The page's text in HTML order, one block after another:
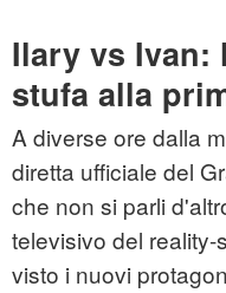
Ilary vs Ivan:
stufa alla
A diverse ore dalla
diretta ufficiale del
che non si parli
televisivo del
visto i nuovi